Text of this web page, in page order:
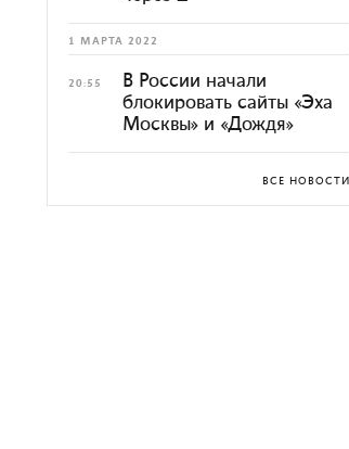
1 МАРТА 2022
20:55
В России начали
блокировать сайты «Эха
Москвы» и «Дождя»
ВСЕ НОВОСТИ